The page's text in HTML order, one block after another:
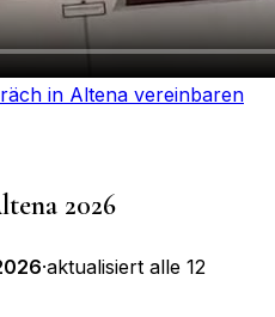
in Altena vereinbaren
2026
·aktualisiert alle 12